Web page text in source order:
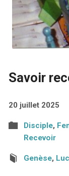
Savoir
20 juillet 2025
Disciple,
Recevoir
Genèse, Luc